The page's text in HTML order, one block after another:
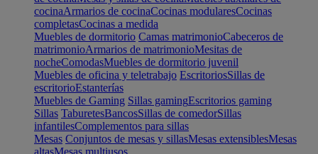
cocinaArmarios de cocinaCocinas modularesCocinas
completasCocinas a medida
Muebles de dormitorio Camas matrimonioCabeceros de
matrimonioArmarios de matrimonioMesitas de
nocheComodasMuebles de dormitorio juvenil
Muebles de oficina y teletrabajo EscritoriosSillas de
escritorioEstanterías
Muebles de Gaming Sillas gamingEscritorios gaming
Sillas TaburetesBancosSillas de comedorSillas
infantilesComplementos para sillas
Mesas Conjuntos de mesas y sillasMesas extensiblesMesas
altasMesas multiusos